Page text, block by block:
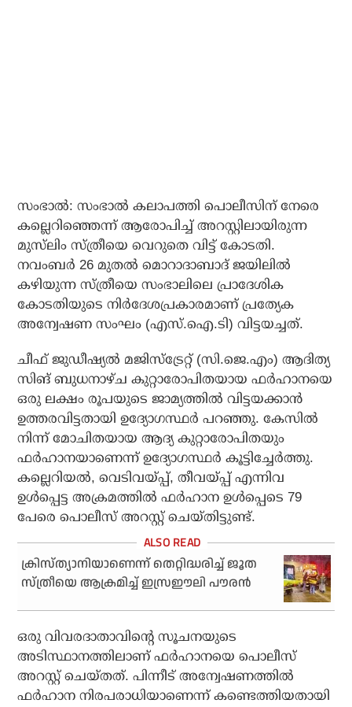
സംഭാൽ: സംഭാൽ കലാപത്തി പൊലീസിന് നേരെ
കല്ലെറിഞ്ഞെന്ന് ആരോപിച്ച് അറസ്റ്റിലായിരുന്ന
മുസ്‌ലിം സ്ത്രീയെ വെറുതെ വിട്ട് കോടതി.
നവംബർ 26 മുതൽ മൊറാദാബാദ് ജയിലിൽ
കഴിയുന്ന സ്ത്രീയെ സംഭാലിലെ പ്രാദേശിക
കോടതിയുടെ നിർദേശപ്രകാരമാണ് പ്രത്യേക
അന്വേഷണ സംഘം (എസ്‌.ഐ.ടി) വിട്ടയച്ചത്.
ചീഫ് ജുഡീഷ്യൽ മജിസ്‌ട്രേറ്റ് (സി.ജെ.എം) ആദിത്യ
സിങ് ബുധനാഴ്ച കുറ്റാരോപിതയായ ഫർഹാനയെ
ഒരു ലക്ഷം രൂപയുടെ ജാമ്യത്തിൽ വിട്ടയക്കാൻ
ഉത്തരവിട്ടതായി ഉദ്യോഗസ്ഥർ പറഞ്ഞു. കേസിൽ
നിന്ന് മോചിതയായ ആദ്യ കുറ്റാരോപിതയും
ഫർഹാനയാണെന്ന് ഉദ്യോഗസ്ഥർ കൂട്ടിച്ചേർത്തു.
കല്ലെറിയൽ, വെടിവയ്പ്പ്, തീവയ്പ്പ് എന്നിവ
ഉൾപ്പെട്ട അക്രമത്തിൽ ഫർഹാന ഉൾപ്പെടെ 79
പേരെ പൊലീസ് അറസ്റ്റ് ചെയ്തിട്ടുണ്ട്.
ക്രിസ്ത്യാനിയാണെന്ന് തെറ്റിദ്ധരിച്ച് ജൂത
സ്ത്രീയെ ആക്രമിച്ച് ഇസ്രഈലി പൗരൻ
ഒരു വിവരദാതാവിന്റെ സൂചനയുടെ
അടിസ്ഥാനത്തിലാണ് ഫർഹാനയെ പൊലീസ്
അറസ്റ്റ് ചെയ്തത്. പിന്നീട് അന്വേഷണത്തിൽ
ഫർഹാന നിരപരാധിയാണെന്ന് കണ്ടെത്തിയതായി